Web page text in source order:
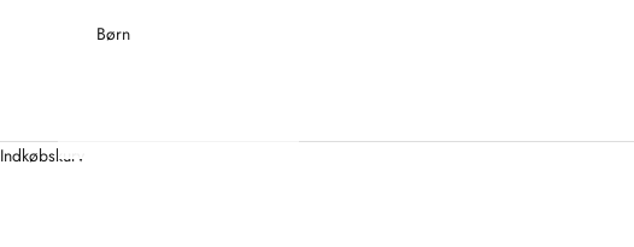
Børn
Indkøbskurv